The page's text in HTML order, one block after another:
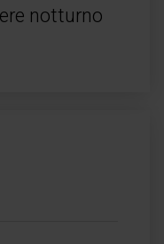
notturno